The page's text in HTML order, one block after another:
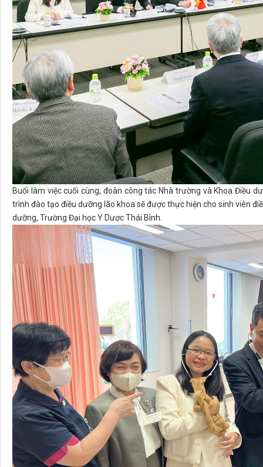
Buổi làm việc cuối cùng, đoàn công tác Nhà trường và Khoa Điều
trình đào tạo điều dưỡng lão khoa sẽ được thực hiện cho sinh viên
dưỡng, Trường Đại học Y Dược Thái Bình.